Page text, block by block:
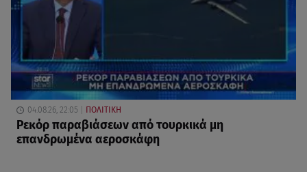
04.08.26, 22:05 ΠΟΛΙΤΙΚΗ
Ρεκόρ παραβιάσεων από τουρκικά μη
επανδρωμένα αεροσκάφη